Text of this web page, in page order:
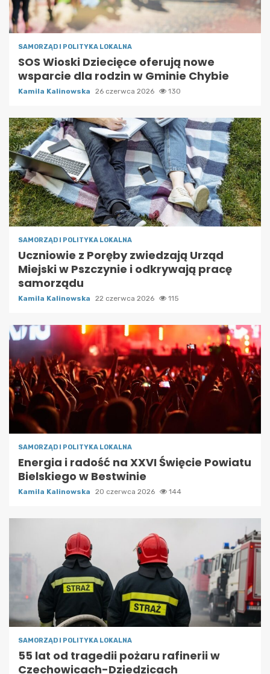
SAMORZĄD I POLITYKA LOKALNA
SOS Wioski Dziecięce oferują nowe
wsparcie dla rodzin w Gminie Chybie
Kamila Kalinowska 26 czerwca 2026 130
SAMORZĄD I POLITYKA LOKALNA
Uczniowie z Poręby zwiedzają Urząd
Miejski w Pszczynie i odkrywają pracę
samorządu
Kamila Kalinowska 22 czerwca 2026 115
SAMORZĄD I POLITYKA LOKALNA
Energia i radość na XXVI Święcie Powiatu
Bielskiego w Bestwinie
Kamila Kalinowska 20 czerwca 2026 144
SAMORZĄD I POLITYKA LOKALNA
55 lat od tragedii pożaru rafinerii w
Czechowicach-Dziedzicach